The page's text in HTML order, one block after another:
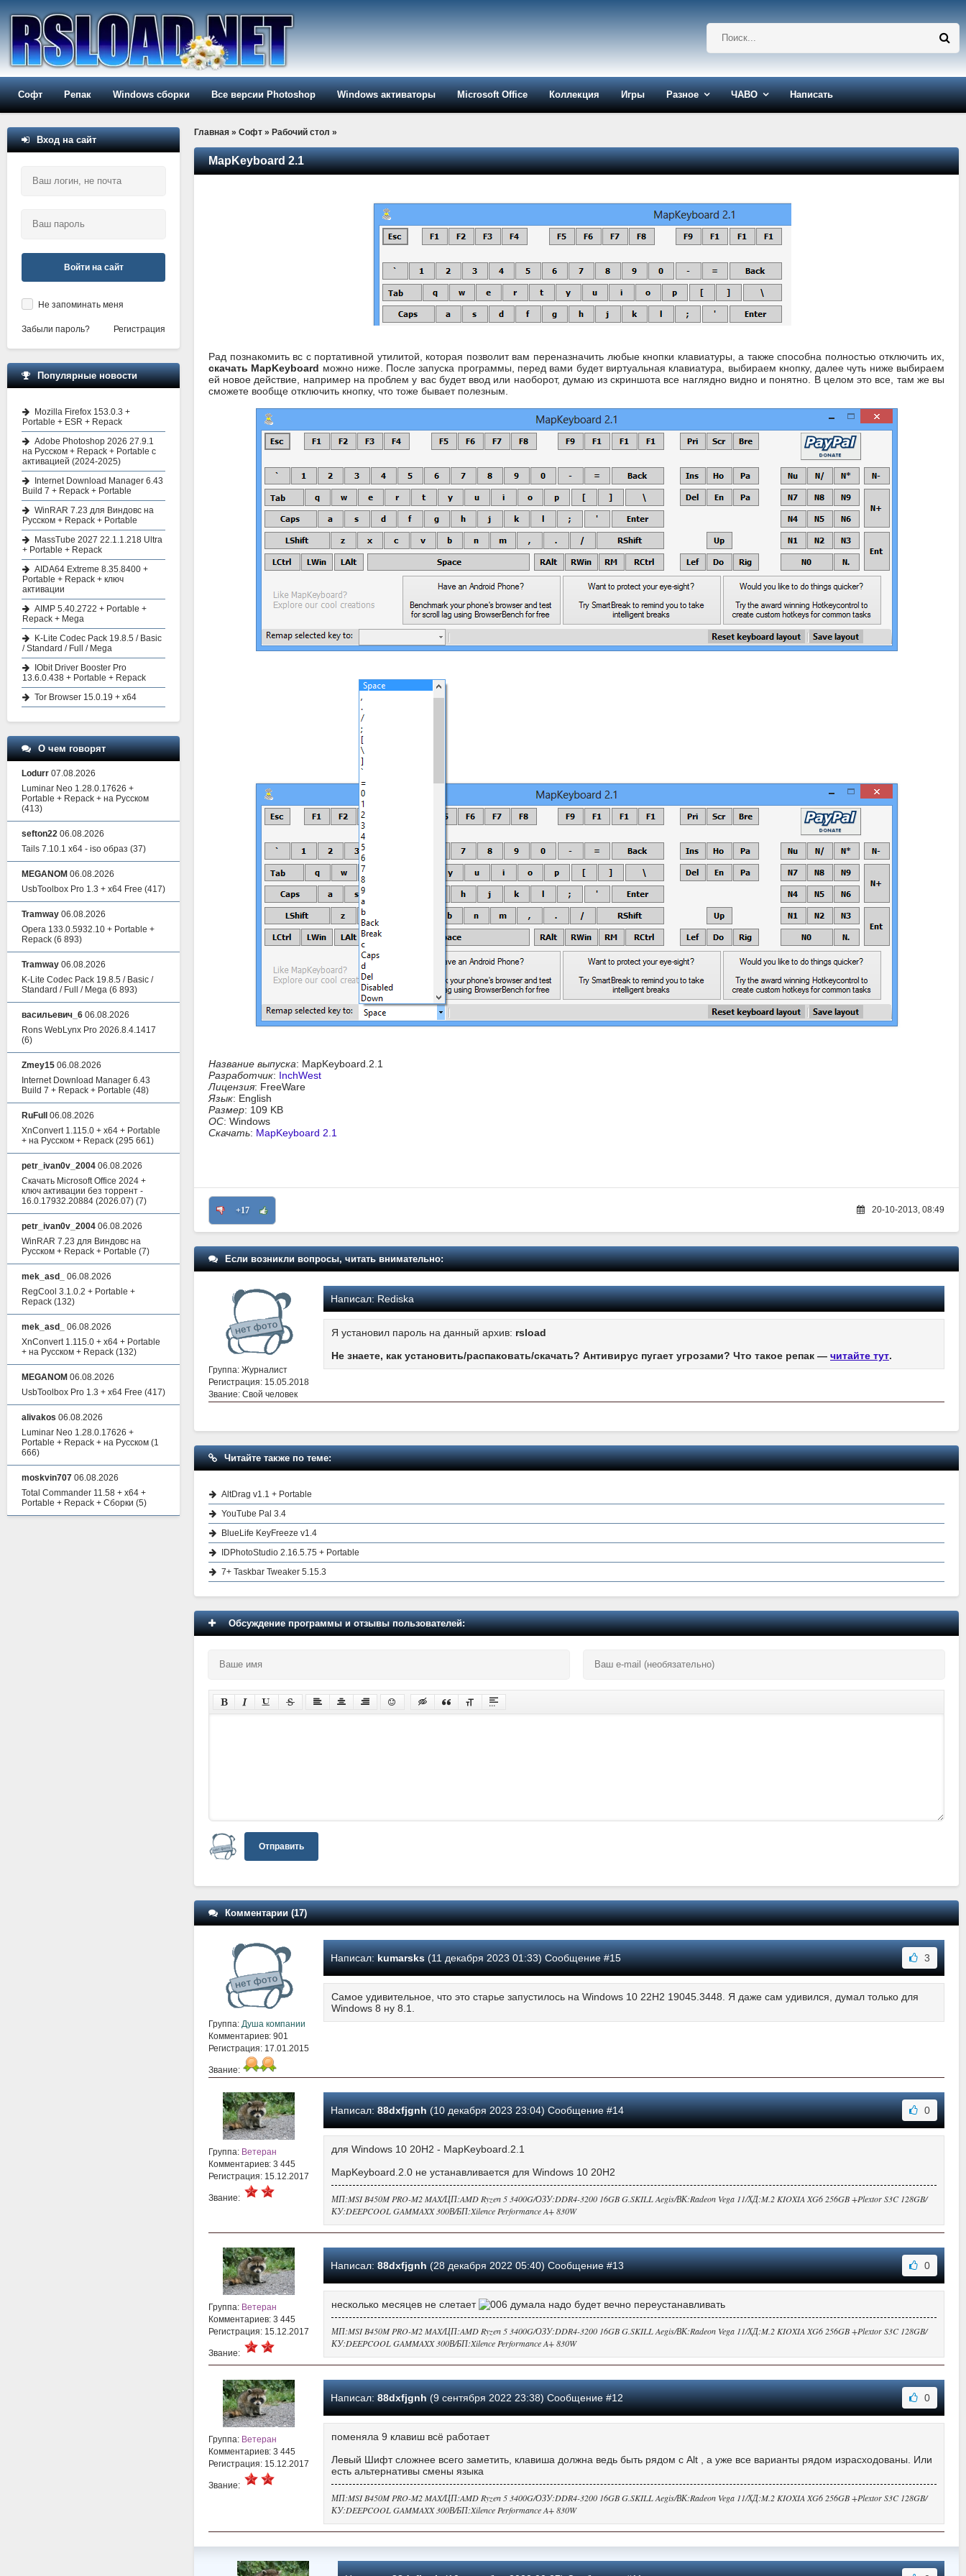
Софт Репак Windows сборки Все версии Photoshop Windows активаторы Microsoft Office Коллекция Игры Разное ЧАВО Написать
Главная » Софт » Рабочий стол »
MapKeyboard 2.1
Рад познакомить вс с портативной утилитой, которая позволит вам переназначить любые кнопки клавиатуры, а также способна полностью отключить их,
скачать MapKeyboard можно ниже. После запуска программы, перед вами будет виртуальная клавиатура, выбираем кнопку, далее чуть ниже выбираем
ей новое действие, например на проблем у вас будет ввод или наоборот, думаю из скриншота все наглядно видно и понятно. В целом это все, там же вы
сможете вообще отключить кнопку, что тоже бывает полезным.
Название выпуска: MapKeyboard.2.1
Разработчик: InchWest
Лицензия: FreeWare
Язык: English
Размер: 109 KB
ОС: Windows
Скачать: MapKeyboard 2.1
+17 20-10-2013, 08:49
Если возникли вопросы, читать внимательно:
Группа: Журналист
Регистрация: 15.05.2018
Звание: Свой человек
Написал:Rediska
Я установил пароль на данный архив: rsload
Не знаете, как установить/распаковать/скачать? Антивирус пугает угрозами? Что такое репак — читайте тут.
Читайте также по теме:
AltDrag v1.1 + Portable
YouTube Pal 3.4
BlueLife KeyFreeze v1.4
IDPhotoStudio 2.16.5.75 + Portable
7+ Taskbar Tweaker 5.15.3
Обсуждение программы и отзывы пользователей:
Отправить
Комментарии (17)
Группа: Душа компании
Комментариев: 901
Регистрация: 17.01.2015
Звание:
Написал: kumarsks(11 декабря 2023 01:33) Сообщение #15 3
Самое удивительное, что это старье запустилось на Windows 10 22H2 19045.3448. Я даже сам удивился, думал только для
Windows 8 ну 8.1.
Группа: Ветеран
Комментариев: 3 445
Регистрация: 15.12.2017
Звание:
Написал: 88dxfjgnh(10 декабря 2023 23:04) Сообщение #14 0
для Windows 10 20H2 - MapKeyboard.2.1
MapKeyboard.2.0 не устанавливается для Windows 10 20H2
МП:MSI B450M PRO-M2 MAX/ЦП:AMD Ryzen 5 3400G/ОЗУ:DDR4-3200 16GB G.SKILL Aegis/ВК:Radeon Vega 11/ХД:M.2 KIOXIA XG6 256GB +Plextor S3C 128GB/
КУ:DEEPCOOL GAMMAXX 300В/БП:Xilence Performance A+ 830W
Группа: Ветеран
Комментариев: 3 445
Регистрация: 15.12.2017
Звание:
Написал: 88dxfjgnh(28 декабря 2022 05:40) Сообщение #13 0
несколько месяцев не слетает думала надо будет вечно переустанавливать
МП:MSI B450M PRO-M2 MAX/ЦП:AMD Ryzen 5 3400G/ОЗУ:DDR4-3200 16GB G.SKILL Aegis/ВК:Radeon Vega 11/ХД:M.2 KIOXIA XG6 256GB +Plextor S3C 128GB/
КУ:DEEPCOOL GAMMAXX 300В/БП:Xilence Performance A+ 830W
Группа: Ветеран
Комментариев: 3 445
Регистрация: 15.12.2017
Звание:
Написал: 88dxfjgnh(9 сентября 2022 23:38) Сообщение #12 0
поменяла 9 клавиш всё работает
Левый Шифт сложнее всего заметить, клавиша должна ведь быть рядом с Alt , а уже все варианты рядом израсходованы. Или
есть альтернативы смены языка
МП:MSI B450M PRO-M2 MAX/ЦП:AMD Ryzen 5 3400G/ОЗУ:DDR4-3200 16GB G.SKILL Aegis/ВК:Radeon Vega 11/ХД:M.2 KIOXIA XG6 256GB +Plextor S3C 128GB/
КУ:DEEPCOOL GAMMAXX 300В/БП:Xilence Performance A+ 830W
Вход на сайт
Войти на сайт
Не запоминать меня
Забыли пароль? Регистрация
Популярные новости
Mozilla Firefox 153.0.3 +
Portable + ESR + Repack
Adobe Photoshop 2026 27.9.1
на Русском + Repack + Portable с
активацией (2024-2025)
Internet Download Manager 6.43
Build 7 + Repack + Portable
WinRAR 7.23 для Виндовс на
Русском + Repack + Portable
MassTube 2027 22.1.1.218 Ultra
+ Portable + Repack
AIDA64 Extreme 8.35.8400 +
Portable + Repack + ключ
активации
AIMP 5.40.2722 + Portable +
Repack + Mega
K-Lite Codec Pack 19.8.5 / Basic
/ Standard / Full / Mega
IObit Driver Booster Pro
13.6.0.438 + Portable + Repack
Tor Browser 15.0.19 + x64
О чем говорят
Lodurr 07.08.2026
Luminar Neo 1.28.0.17626 +
Portable + Repack + на Русском
(413)
sefton22 06.08.2026
Tails 7.10.1 x64 - iso образ (37)
MEGANOM 06.08.2026
UsbToolbox Pro 1.3 + x64 Free (417)
Tramway 06.08.2026
Opera 133.0.5932.10 + Portable +
Repack (6 893)
Tramway 06.08.2026
K-Lite Codec Pack 19.8.5 / Basic /
Standard / Full / Mega (6 893)
васильевич_6 06.08.2026
Rons WebLynx Pro 2026.8.4.1417
(6)
Zmey15 06.08.2026
Internet Download Manager 6.43
Build 7 + Repack + Portable (48)
RuFull
06.08.2026
XnConvert 1.115.0 + x64 + Portable
+ на Русском + Repack (295 661)
petr_ivan0v_2004 06.08.2026
Скачать Microsoft Office 2024 +
ключ активации без торрент -
16.0.17932.20884 (2026.07) (7)
petr_ivan0v_2004 06.08.2026
WinRAR 7.23 для Виндовс на
Русском + Repack + Portable (7)
mek_asd_
06.08.2026
RegCool 3.1.0.2 + Portable +
Repack (132)
mek_asd_
06.08.2026
XnConvert 1.115.0 + x64 + Portable
+ на Русском + Repack (132)
MEGANOM 06.08.2026
UsbToolbox Pro 1.3 + x64 Free (417)
alivakos 06.08.2026
Luminar Neo 1.28.0.17626 +
Portable + Repack + на Русском (1
666)
moskvin707 06.08.2026
Total Commander 11.58 + x64 +
Portable + Repack + Сборки (5)